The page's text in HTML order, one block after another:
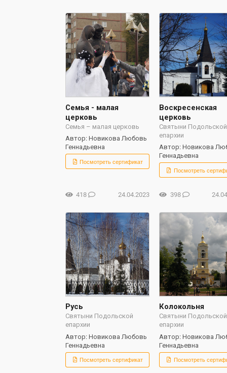
Семья - малая
церковь
Семья – малая церковь
Автор: Новикова Любовь
Геннадьевна
Посмотреть сертификат
24.04.2023
418
Воскресенская
церковь
Святыни Подольской
епархии
Автор: Новикова
Геннадьевна
Посмотреть
398
Русь
Святыни Подольской
епархии
Автор: Новикова Любовь
Геннадьевна
Посмотреть сертификат
Колокольня
Святыни Подольской
епархии
Автор: Новикова
Геннадьевна
Посмотреть